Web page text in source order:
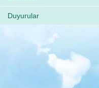
Duyurular